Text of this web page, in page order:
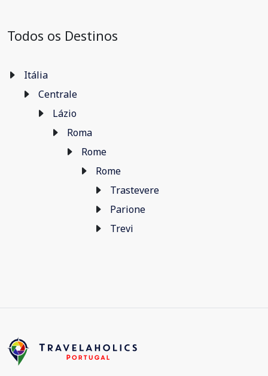
Todos os Destinos
Itália
Centrale
Lázio
Roma
Rome
Rome
Trastevere
Parione
Trevi